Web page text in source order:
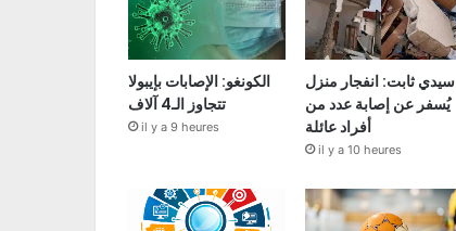
الكونغو: الإصابات بإيبولا
تتجاوز الـ4 آلاف
il y a 9 heures
سيدي ثابت: انفجار منزل
يُسفر عن إصابة عدد من
أفراد عائلة
il y a 10 heures